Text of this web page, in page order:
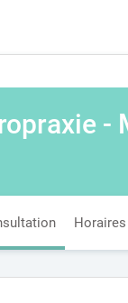
-
Horaires